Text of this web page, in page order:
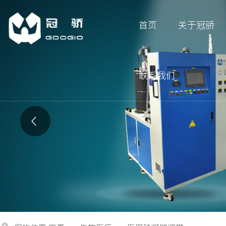
首页 关于冠骄
联系我们
